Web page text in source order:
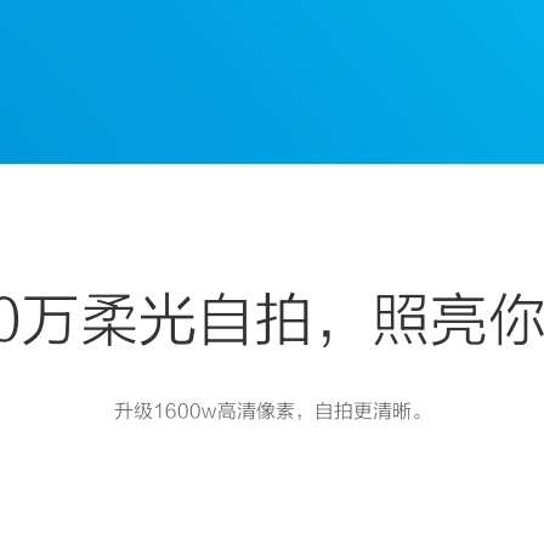
柔光自拍，照亮
升级1600w高清像素，自拍更清晰。